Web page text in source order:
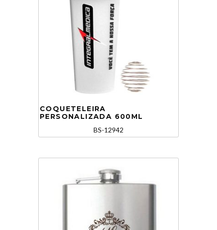
COQUETELEIRA
PERSONALIZADA 600ML
BS-12942